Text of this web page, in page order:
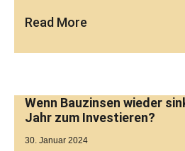
Read More
Wenn Bauzinsen wieder
Jahr zum Investieren?
30. Januar 2024